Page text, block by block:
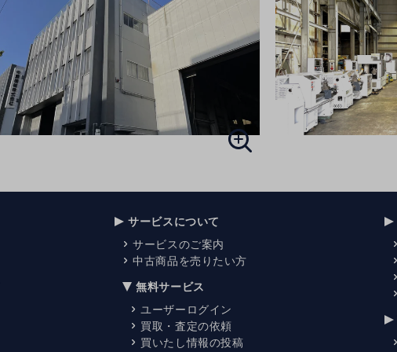
サービスについて
サービスのご案内
中古商品を売りたい方
無料サービス
ユーザーログイン
買取・査定の依頼
買いたし情報の投稿